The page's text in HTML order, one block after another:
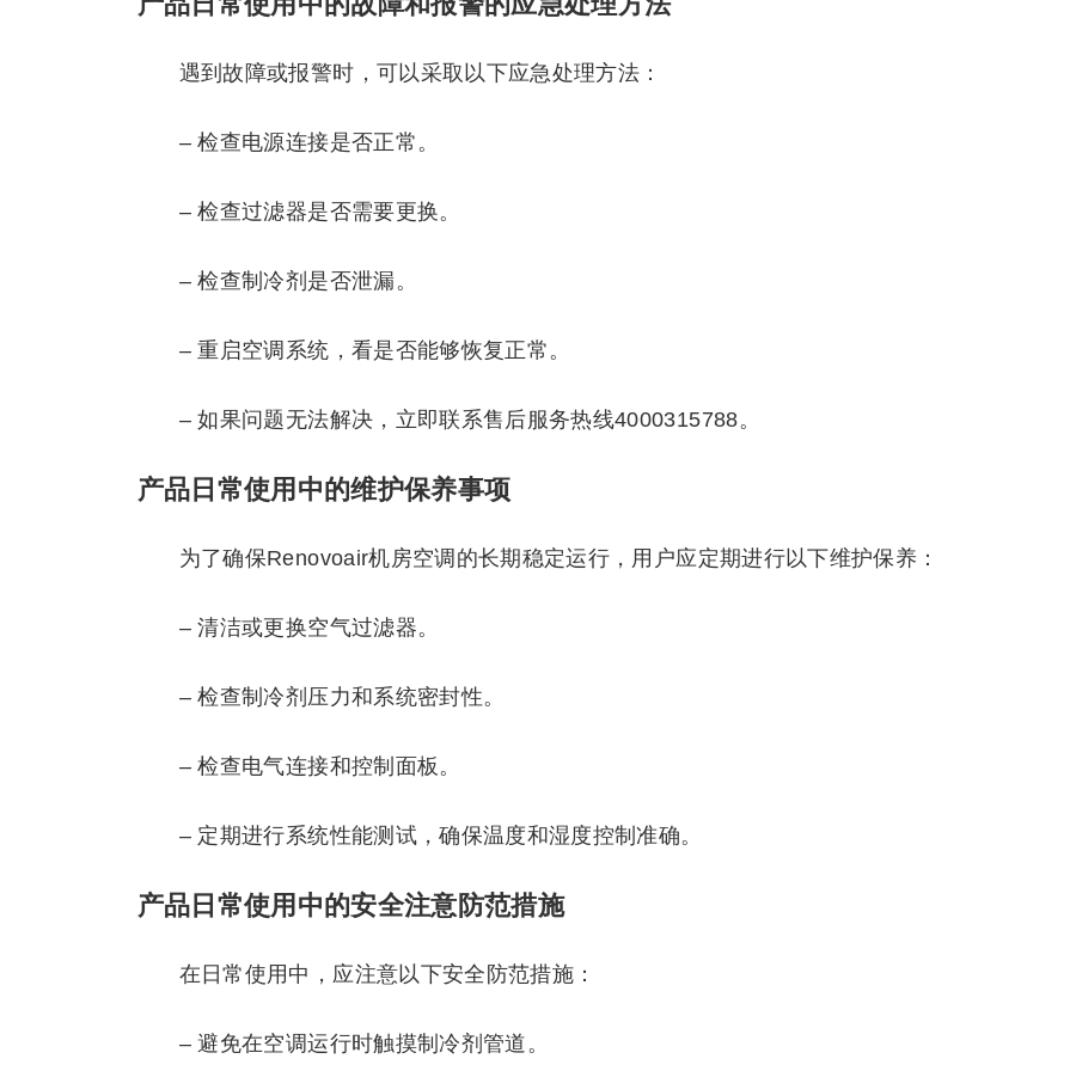
遇到故障或报警时，可以采取以下应急处理方法：
– 检查电源连接是否正常。
– 检查过滤器是否需要更换。
– 检查制冷剂是否泄漏。
– 重启空调系统，看是否能够恢复正常。
– 如果问题无法解决，立即联系售后服务热线4000315788。
产品日常使用中的维护保养事项
为了确保Renovoair机房空调的长期稳定运行，用户应定期进行以下维护保养：
– 清洁或更换空气过滤器。
– 检查制冷剂压力和系统密封性。
– 检查电气连接和控制面板。
– 定期进行系统性能测试，确保温度和湿度控制准确。
产品日常使用中的安全注意防范措施
在日常使用中，应注意以下安全防范措施：
– 避免在空调运行时触摸制冷剂管道。